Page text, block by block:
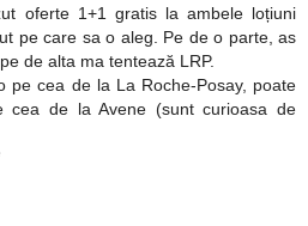
oferte 1+1 gratis la ambele loțiuni
pe care sa o aleg. Pe de o parte, as
de alta ma tentează LRP.
pe cea de la La Roche-Posay, poate
cea de la Avene (sunt curioasa de